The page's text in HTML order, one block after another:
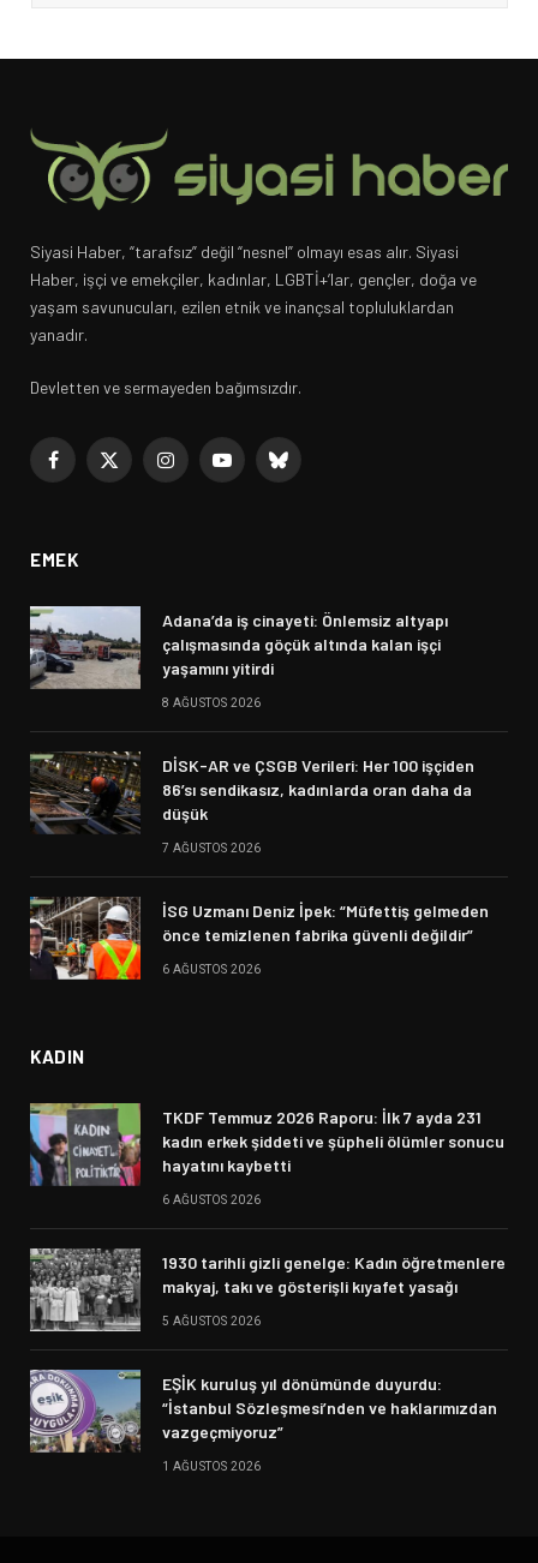
Siyasi Haber, “tarafsız” değil “nesnel” olmayı esas alır. Siyasi
Haber, işçi ve emekçiler, kadınlar, LGBTİ+’lar, gençler, doğa ve
yaşam savunucuları, ezilen etnik ve inançsal topluluklardan
yanadır.
Devletten ve sermayeden bağımsızdır.
Facebook
X
InstagramYouTubeBluesky
EMEK
Adana’da iş cinayeti: Önlemsiz altyapı
çalışmasında göçük altında kalan işçi
yaşamını yitirdi
8 AĞUSTOS 2026
DİSK-AR ve ÇSGB Verileri: Her 100 işçiden
86’sı sendikasız, kadınlarda oran daha da
düşük
7 AĞUSTOS 2026
İSG Uzmanı Deniz İpek: “Müfettiş gelmeden
önce temizlenen fabrika güvenli değildir”
6 AĞUSTOS 2026
KADIN
TKDF Temmuz 2026 Raporu: İlk 7 ayda 231
kadın erkek şiddeti ve şüpheli ölümler sonucu
hayatını kaybetti
6 AĞUSTOS 2026
1930 tarihli gizli genelge: Kadın öğretmenlere
makyaj, takı ve gösterişli kıyafet yasağı
5 AĞUSTOS 2026
EŞİK kuruluş yıl dönümünde duyurdu:
“İstanbul Sözleşmesi’nden ve haklarımızdan
vazgeçmiyoruz”
1 AĞUSTOS 2026